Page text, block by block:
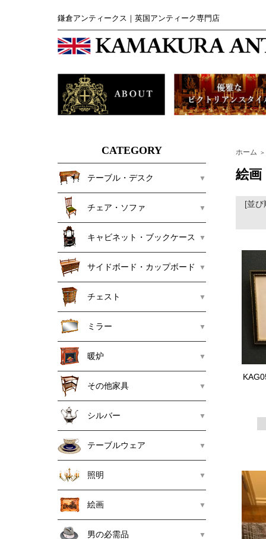
鎌倉アンティークス｜英国アンティーク専門店
CATEGORY
テーブル・デスク
チェア・ソファ
キャビネット・ブックケース
サイドボード・カップボード
チェスト
ミラー
暖炉
その他家具
シルバー
テーブルウェア
照明
絵画
男の必需品
ホーム ＞
絵画
[並